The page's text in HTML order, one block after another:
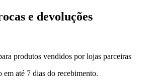
e devoluções
produtos vendidos por lojas parceiras
até 7 dias do recebimento.